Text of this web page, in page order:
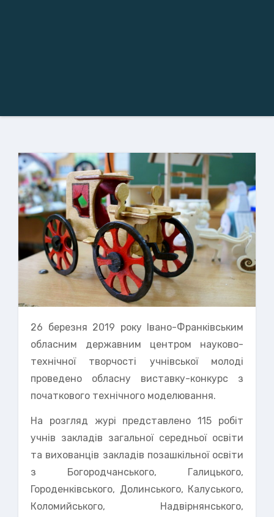
26 березня 2019 року Івано-Франківським
обласним державним центром науково-
технічної творчості учнівської молоді
проведено обласну виставку-конкурс з
початкового технічного моделювання.
На розгляд журі представлено 115 робіт
учнів закладів загальної середньої освіти
та вихованців закладів позашкільної освіти
з Богородчанського, Галицького,
Городенківського, Долинського, Калуського,
Коломийського, Надвірнянського,